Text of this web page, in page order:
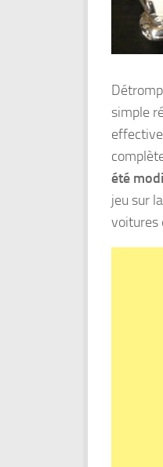
simple
été
jeu sur
voitures